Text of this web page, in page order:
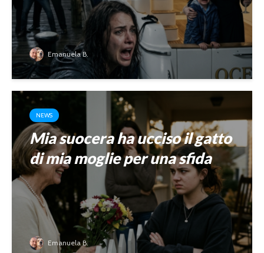
Emanuela B.
NEWS
Mia suocera ha ucciso il gatto
di mia moglie per una sfida
Emanuela B.